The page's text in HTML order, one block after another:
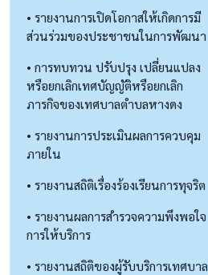
• รายงานการเปิดโอกาสให้เกิดการมี
ส่วนร่วมของประชาชนในการพัฒนา
• การทบทวน ปรับปรุง เปลี่ยนแปลง
หรือยกเลิกเทศบัญญัติหรือยกเลิก
ภารกิจของเทศบาลตำบลหางดง
• รายงานการประเมินผลการควบคุม
ภายใน
• รายงานสถิติเรื่องร้องเรียนการทุจริต
• รายงานผลการสำรวจความพึงพอใจ
การให้บริการ
• รายงานสถิติของผู้รับบริการเทศบาล